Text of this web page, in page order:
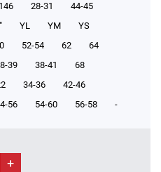
28-31
44-45
YL YM
YS
52-54 62
64
39 38-41
68
34-36
42-46
56 54-60 56-58 -
+